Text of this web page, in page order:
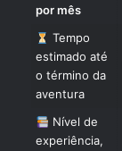
por mês
Tempo
estimado até
o término da
aventura
Nível de
experiência,